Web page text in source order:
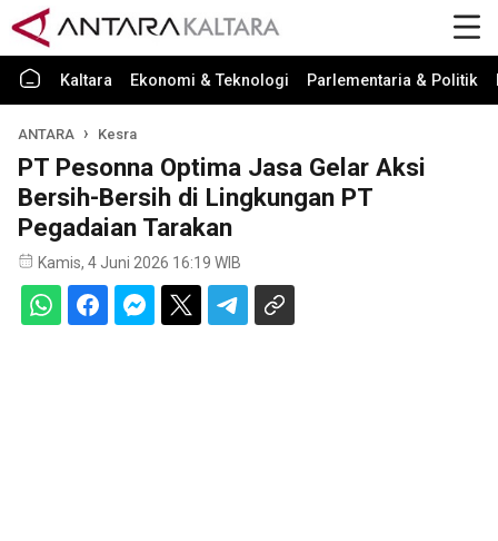
Kaltara Ekonomi & Teknologi Parlementaria & Politik
ANTARA Kesra
PT Pesonna Optima Jasa Gelar Aksi
Bersih-Bersih di Lingkungan PT
Pegadaian Tarakan
Kamis, 4 Juni 2026 16:19 WIB